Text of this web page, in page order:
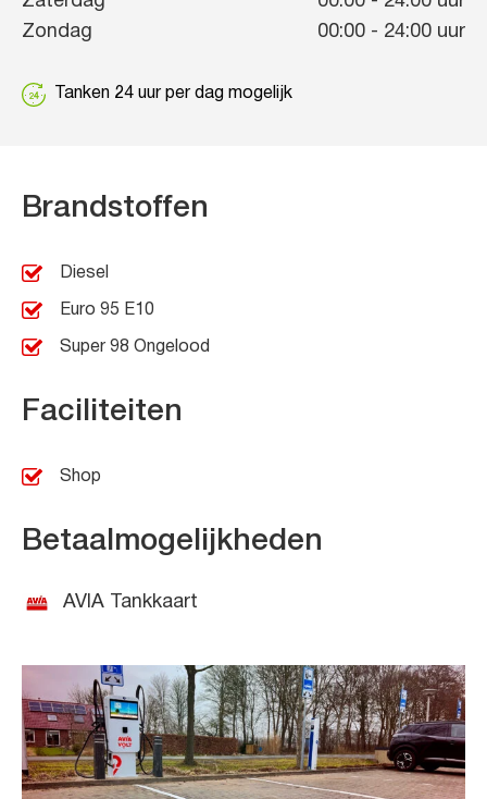
Zondag
00:00 - 24:00 uur
Tanken 24 uur per dag mogelijk
Brandstoffen
Diesel
Euro 95 E10
Super 98 Ongelood
Faciliteiten
Shop
Betaalmogelijkheden
AVIA Tankkaart